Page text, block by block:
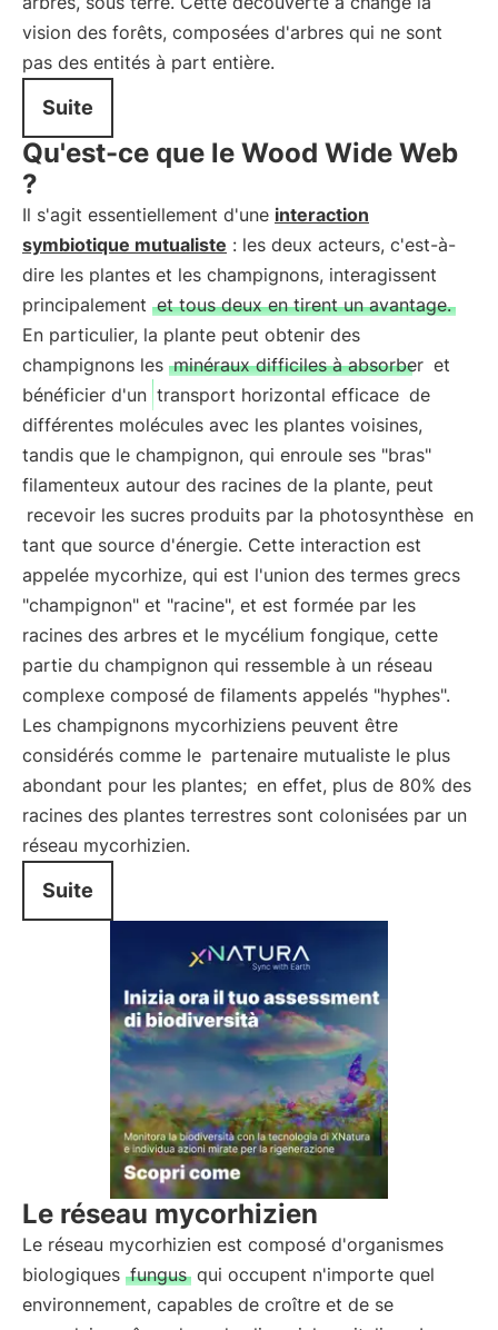
vision des forêts, composées d'arbres qui ne sont
pas des entités à part entière.
Suite
Qu'est-ce que le Wood Wide Web
?
Il s'agit essentiellement d'une interaction
symbiotique mutualiste : les deux acteurs, c'est-à-
dire les plantes et les champignons, interagissent
principalement et tous deux en tirent un avantage.
En particulier, la plante peut obtenir des
champignons les minéraux difficiles à absorber et
bénéficier d'un transport horizontal efficace de
différentes molécules avec les plantes voisines,
tandis que le champignon, qui enroule ses "bras"
filamenteux autour des racines de la plante, peut
recevoir les sucres produits par la photosynthèse en
tant que source d'énergie. Cette interaction est
appelée mycorhize, qui est l'union des termes grecs
"champignon" et "racine", et est formée par les
racines des arbres et le mycélium fongique, cette
partie du champignon qui ressemble à un réseau
complexe composé de filaments appelés "hyphes".
Les champignons mycorhiziens peuvent être
considérés comme le partenaire mutualiste le plus
abondant pour les plantes; en effet, plus de 80% des
racines des plantes terrestres sont colonisées par un
réseau mycorhizien.
Suite
Le réseau mycorhizien
Le réseau mycorhizien est composé d'organismes
biologiques fungus qui occupent n'importe quel
environnement, capables de croître et de se